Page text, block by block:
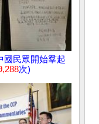
國民眾開始羣起
次)